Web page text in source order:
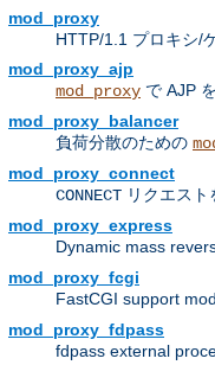
mod_proxy
HTTP/1.1 プロキシ/
mod_proxy_ajp
mod_proxy で AJP
mod_proxy_balancer
負荷分散のための
mod_proxy_connect
CONNECT リクエスト
mod_proxy_express
Dynamic mass
mod_proxy_fcgi
FastCGI support
mod_proxy_fdpass
fdpass external